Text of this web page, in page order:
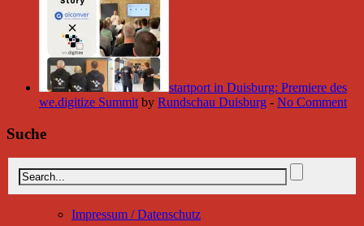
startport in Duisburg: Premiere des
we.digitize Summit by Rundschau Duisburg - No Comment
Suche
Impressum / Datenschutz